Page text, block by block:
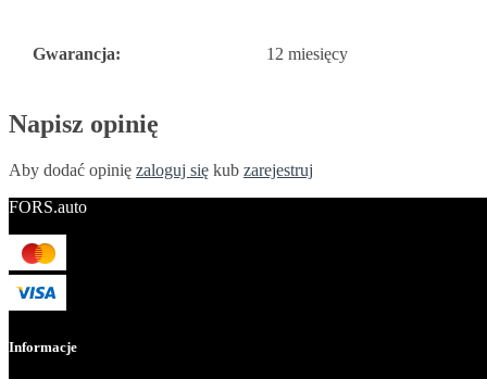
Gwarancja: 12 miesięcy
Napisz opinię
Aby dodać opinię zaloguj się kub zarejestruj
FORS.auto
Informacje